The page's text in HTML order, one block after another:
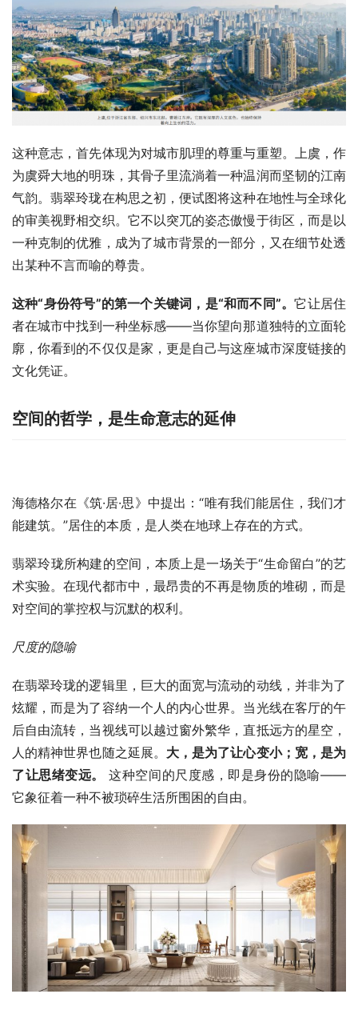
这种意志，首先体现为对城市肌理的尊重与重塑。上虞，作
为虞舜大地的明珠，其骨子里流淌着一种温润而坚韧的江南
气韵。翡翠玲珑在构思之初，便试图将这种在地性与全球化
的审美视野相交织。它不以突兀的姿态傲慢于街区，而是以
一种克制的优雅，成为了城市背景的一部分，又在细节处透
出某种不言而喻的尊贵。
这种“身份符号”的第一个关键词，是“和而不同”。它让居住
者在城市中找到一种坐标感——当你望向那道独特的立面轮
廓，你看到的不仅仅是家，更是自己与这座城市深度链接的
文化凭证。
空间的哲学，是生命意志的延伸
海德格尔在《筑·居·思》中提出：“唯有我们能居住，我们才
能建筑。”居住的本质，是人类在地球上存在的方式。
翡翠玲珑所构建的空间，本质上是一场关于“生命留白”的艺
术实验。在现代都市中，最昂贵的不再是物质的堆砌，而是
对空间的掌控权与沉默的权利。
尺度的隐喻
在翡翠玲珑的逻辑里，巨大的面宽与流动的动线，并非为了
炫耀，而是为了容纳一个人的内心世界。当光线在客厅的午
后自由流转，当视线可以越过窗外繁华，直抵远方的星空，
人的精神世界也随之延展。 大，是为了让心变小；宽，是为
了让思绪变远。
这种空间的尺度感，即是身份的隐喻——
它象征着一种不被琐碎生活所围困的自由。